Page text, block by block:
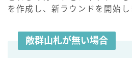
を作成し、新ラウンドを開始し
敵群山札が無い場合